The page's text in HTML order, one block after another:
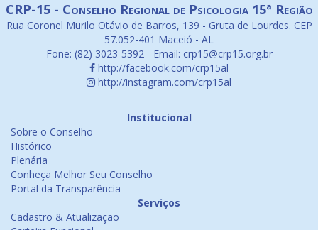
CRP-15 - Conselho Regional de Psicologia 15ª Região
Rua Coronel Murilo Otávio de Barros, 139 - Gruta de Lourdes. CEP
57.052-401 Maceió - AL
Fone: (82) 3023-5392 - Email: crp15@crp15.org.br
http://facebook.com/crp15al
http://instagram.com/crp15al
Institucional
Sobre o Conselho
Histórico
Plenária
Conheça Melhor Seu Conselho
Portal da Transparência
Serviços
Cadastro & Atualização